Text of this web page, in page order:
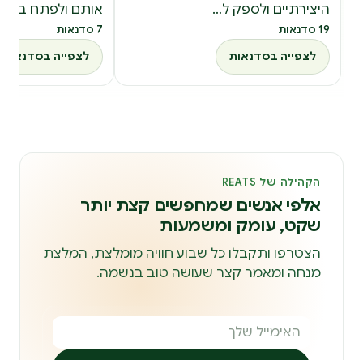
היצירתיים ולספק ל…
19 סדנאות
לצפייה בסדנאות
אותם ולפתח בהם
7 סדנאות
לצפייה בסדנאות
הקהילה של REATS
אלפי אנשים שמחפשים קצת יותר
שקט, עומק ומשמעות
הצטרפו ותקבלו כל שבוע חוויה מומלצת, המלצת
מנחה ומאמר קצר שעושה טוב בנשמה.